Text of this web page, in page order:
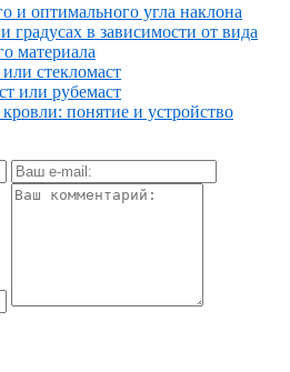
и оптимального угла наклона
в зависимости от вида
материала
стекломаст
или рубемаст
понятие и устройство